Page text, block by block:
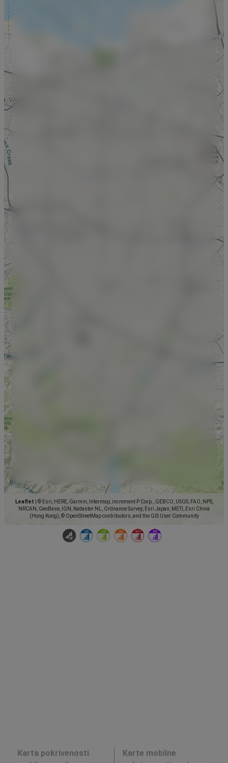
Leaflet
© Esri, HERE, Garmin, Intermap, increment P Corp., GEBCO, USGS, FAO, NPS,
NRCAN, GeoBase, IGN, Kadaster NL, Ordnance Survey, Esri Japan, METI, Esri China
(Hong Kong), © OpenStreetMap contributors, and the GIS User Community
Karta pokrivenosti
Karte mobilne